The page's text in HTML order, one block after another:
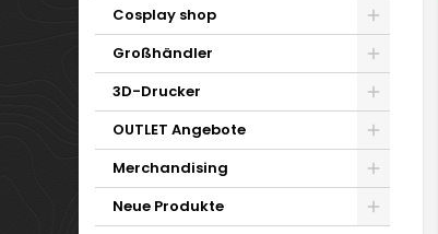
Cosplay shop
Großhändler
3D-Drucker
OUTLET Angebote
Merchandising
Neue Produkte